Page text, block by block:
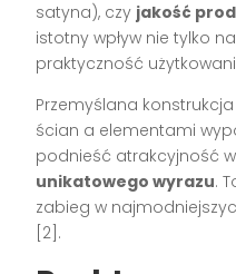
satyna), czy jakość
istotny wpływ nie tylko
praktyczność
Przemyślana
ścian a elementami
podnieść atrakcyjność
unikatowego wyrazu.
zabieg w
[2].